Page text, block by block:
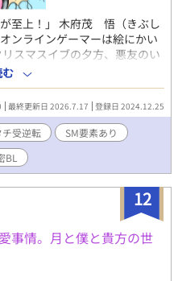
が至上！」 木府茂 悟（きぶし
ンラインゲーマーは絵にかい
スマスイブの夕方、悪友のい
衝撃の出会いを果たす。 拗ら
。 なんか最近シリアスよりば
ちナシイミナシの意味。BL文
こー、ライトに読めるお話も
あったと思い出して引き出し
ませ♥美形拗らせ男子の運命
歳未満の方は１８歳になっ
作品はＳＭ表現が含まれてお
ておりますので苦手な方はそ
す。
最終更新日 2026.7.17 登録日 2024.12.25
チ受逆転
SM要素あり
BL
12
事情。月と僕と貴方の世